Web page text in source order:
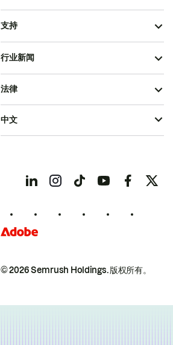
支持
行业新闻
© 2026 Semrush Holdings.版权所有。
法律
中文